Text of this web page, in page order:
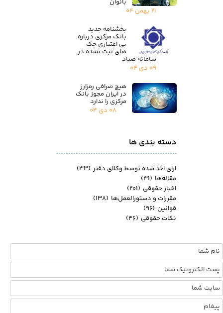
دسته بندی ها
بانوان
۲۱ بهمن ۰۴
بخشنامه جدید
بانک مرکزی درباره
بی اعتباری چک
های ثبت نشده در
سامانه صیاد
۰۹ دی ۰۴
هیچ صرافی رمزارز
در ایران مجوز بانک
مرکزی را ندارد
۰۸ دی ۰۴
ارای اخذ شده توسط وکلای دفتر (۳۳)
مقاله‌ها (۳۱)
اخبار حقوقی (۲۰۱)
مقررات و دستورالعمل‌ها (۱۳۸)
قوانین (۹۶)
نکات حقوقی (۴۶)